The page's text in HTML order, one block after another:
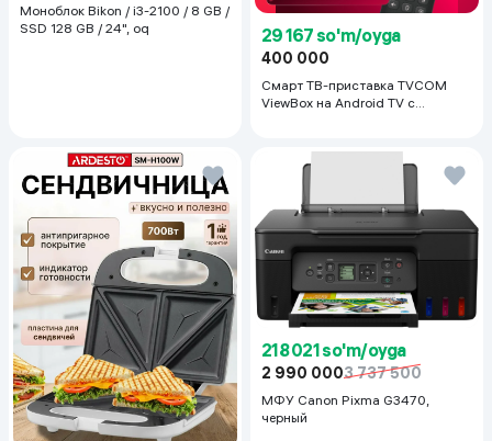
Моноблок Bikon / i3-2100 / 8 GB /
SSD 128 GB / 24", oq
29 167 so'm/oyga
400 000
Смарт ТВ-приставка TVCOM
ViewBox на Android TV с
218 021 so'm/oyga
2 990 0003 737 500
МФУ Canon Pixma G3470,
черный